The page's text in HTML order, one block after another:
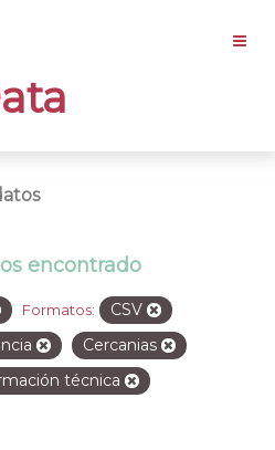
encontrado
Formatos: CSV
Cercanias
técnica